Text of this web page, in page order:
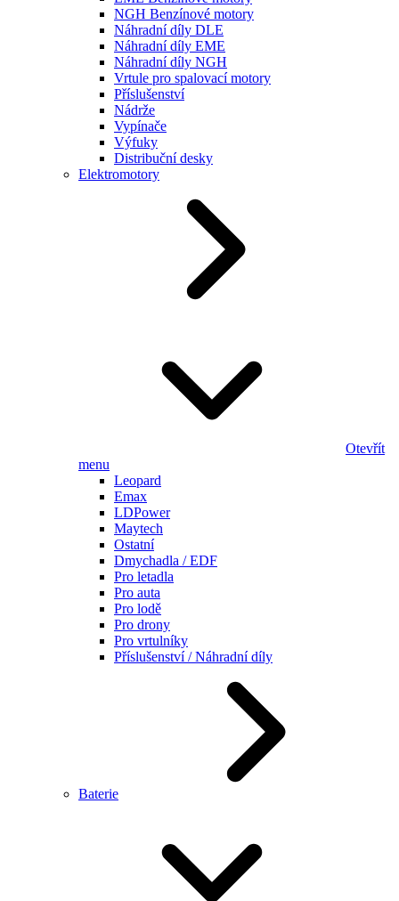
NGH Benzínové motory
Náhradní díly DLE
Náhradní díly EME
Náhradní díly NGH
Vrtule pro spalovací motory
Příslušenství
Nádrže
Vypínače
Výfuky
Distribuční desky
Elektromotory
Otevřít
menu
Leopard
Emax
LDPower
Maytech
Ostatní
Dmychadla / EDF
Pro letadla
Pro auta
Pro lodě
Pro drony
Pro vrtulníky
Příslušenství / Náhradní díly
Baterie